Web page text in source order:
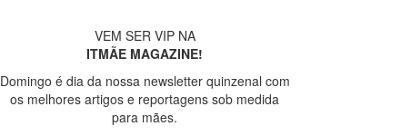
VEM SER VIP NA
ITMÃE MAGAZINE!
Domingo é dia da nossa newsletter quinzenal com
os melhores artigos e reportagens sob medida
para mães.